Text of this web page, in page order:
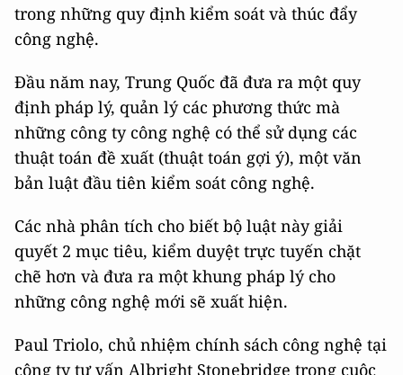
trong những quy định kiểm soát và thúc đẩy
công nghệ.
Đầu năm nay, Trung Quốc đã đưa ra một quy
định pháp lý, quản lý các phương thức mà
những công ty công nghệ có thể sử dụng các
thuật toán đề xuất (thuật toán gợi ý), một văn
bản luật đầu tiên kiểm soát công nghệ.
Các nhà phân tích cho biết bộ luật này giải
quyết 2 mục tiêu, kiểm duyệt trực tuyến chặt
chẽ hơn và đưa ra một khung pháp lý cho
những công nghệ mới sẽ xuất hiện.
Paul Triolo, chủ nhiệm chính sách công nghệ tại
công ty tư vấn Albright Stonebridge trong cuộc